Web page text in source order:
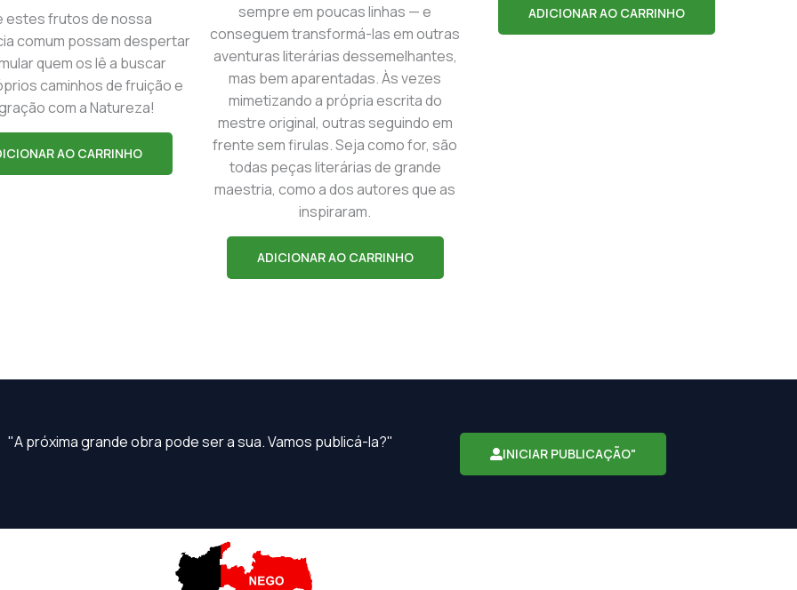
estes frutos de nossa
comum possam despertar
quem os lê a buscar
caminhos de fruição e
com a Natureza!
AO CARRINHO
sempre em poucas linhas — e
conseguem transformá-las em outras
aventuras literárias dessemelhantes,
mas bem aparentadas. Às vezes
mimetizando a própria escrita do
mestre original, outras seguindo em
frente sem firulas. Seja como for, são
todas peças literárias de grande
maestria, como a dos autores que as
inspiraram.
ADICIONAR AO CARRINHO
ADICIONAR AO CARRINHO
"A próxima grande obra pode ser a sua. Vamos publicá-la?"
INICIAR PUBLICAÇÃO"